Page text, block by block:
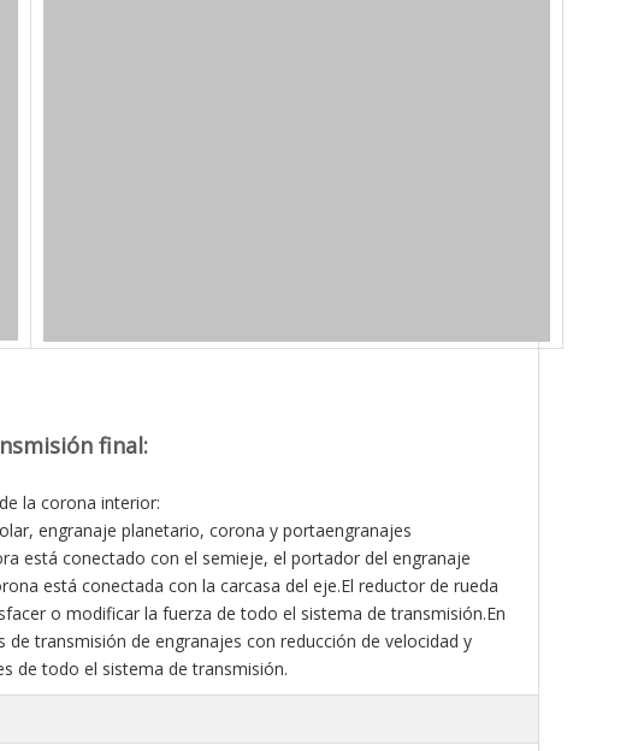
final:
la corona interior:
engranaje planetario, corona y portaengranajes
está conectado con el semieje, el portador del engranaje
está conectada con la carcasa del eje.El reductor de rueda
o modificar la fuerza de todo el sistema de transmisión.En
transmisión de engranajes con reducción de velocidad y
de todo el sistema de transmisión.